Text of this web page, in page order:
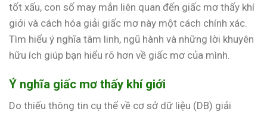
tốt xấu, con số may mắn liên quan đến giấc mơ thấy khí
giới và cách hóa giải giấc mơ này một cách chính xác.
Tìm hiểu ý nghĩa tâm linh, ngũ hành và những lời khuyên
hữu ích giúp bạn hiểu rõ hơn về giấc mơ của mình.
Ý nghĩa giấc mơ thấy khí giới
Do thiếu thông tin cụ thể về cơ sở dữ liệu (DB) giải